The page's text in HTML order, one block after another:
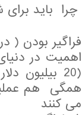
چرا باید
فراگیر بودن (
(20
همگی هم
می کنند